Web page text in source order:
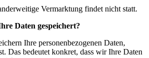
Vermarktung findet nicht statt.
Daten gespeichert?
Ihre personenbezogenen Daten,
Das bedeutet konkret, dass wir Ihre Daten